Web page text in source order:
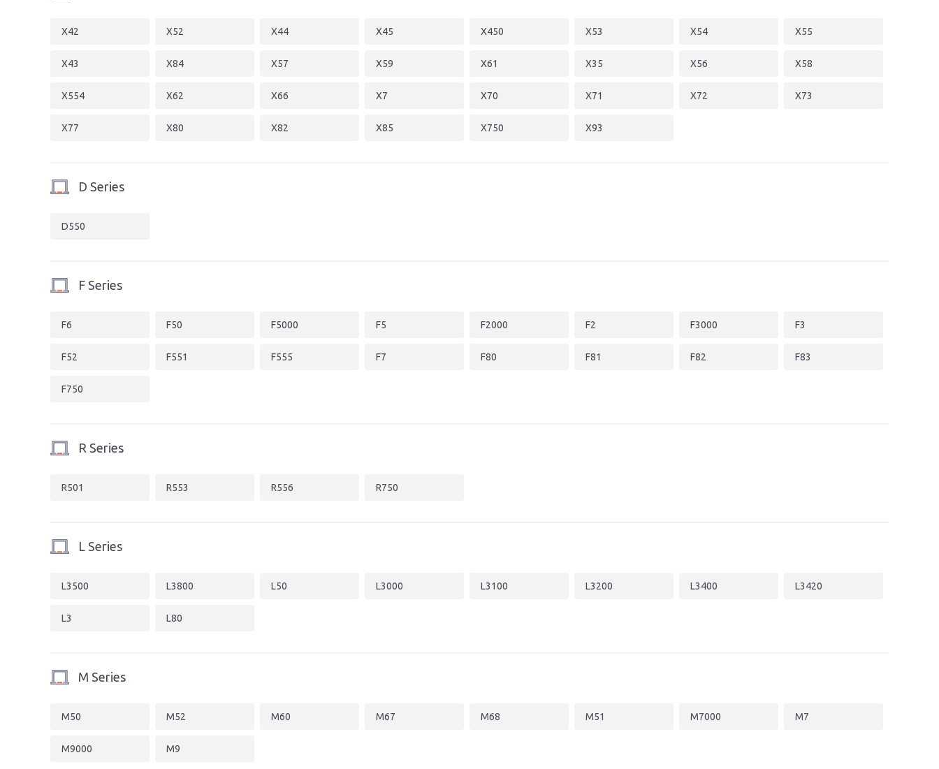
X42 X52 X44 X45 X450 X53 X54 X55
X43 X84 X57 X59 X61 X35 X56 X58
X554 X62 X66 X7 X70 X71 X72 X73
X77 X80 X82 X85 X750 X93
D Series
D550
F Series
F6 F50 F5000 F5 F2000 F2 F3000 F3
F52 F551 F555 F7 F80 F81 F82 F83
F750
R Series
R501 R553 R556 R750
L Series
L3500 L3800 L50 L3000 L3100 L3200 L3400 L3420
L3 L80
M Series
M50 M52 M60 M67 M68 M51 M7000 M7
M9000 M9